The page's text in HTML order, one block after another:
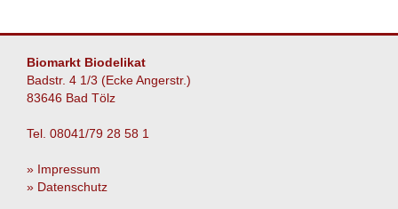
Biomarkt Biodelikat
Badstr. 4 1/3 (Ecke Angerstr.)
83646 Bad Tölz
Tel. 08041/79 28 58 1
» Impressum
» Datenschutz